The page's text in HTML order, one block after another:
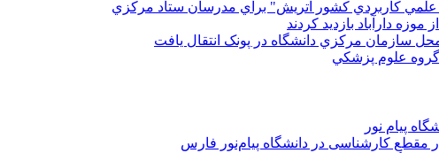
كاربردي كشور اتريش" براي مدرسان ستاد مرکزي
سازمان مرکزي دانشگاه در پونک انتقال يافت
علوم پزشکي
پیام نور
مقطع کارشناسی در دانشگاه پیام‌نور فارس